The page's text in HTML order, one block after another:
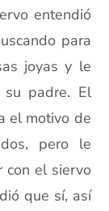
entendió
para
joyas y le
padre. El
el motivo de
pero le
con el siervo
que sí, así